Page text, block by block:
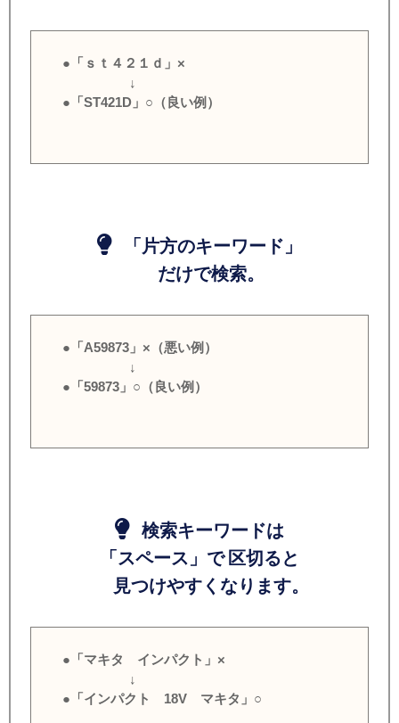
●「ｓｔ４２１ｄ」×
↓
●「ST421D」○（良い例）
「片方のキーワード」
だけで検索。
●「A59873」×（悪い例）
↓
●「59873」○（良い例）
検索キーワードは
「スペース」で 区切ると
見つけやすくなります。
●「マキタ インパクト」×
↓
●「インパクト 18V マキタ」○